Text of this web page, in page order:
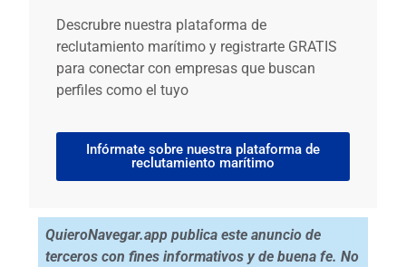
Descrubre nuestra plataforma de
reclutamiento marítimo y registrarte GRATIS
para conectar con empresas que buscan
perfiles como el tuyo
Infórmate sobre nuestra plataforma de
reclutamiento marítimo
QuieroNavegar.app publica este anuncio de
terceros con fines informativos y de buena fe. No